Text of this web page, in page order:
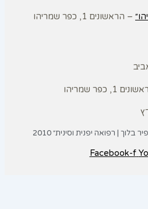
– הראשונים 1, כפר שמריהו
כפר שמריהו
| רפואה יפנית וסינית״ 2010
Facebook-f